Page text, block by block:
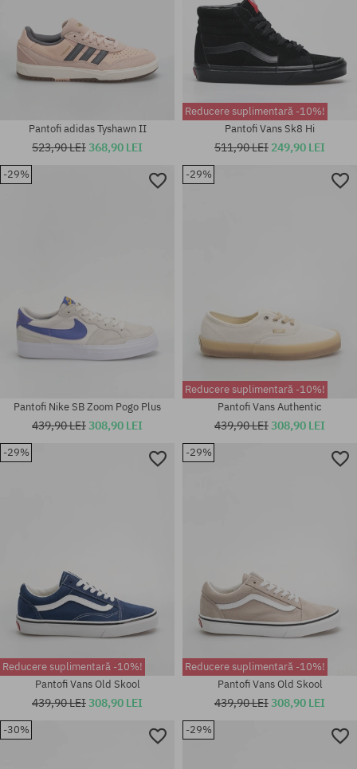
Mărimi existente:
Mărimi existente:
38 2/3; 39 1/3; 40; 40 2/3; 41
Pantofi adidas Tyshawn II
523,90 LEI368,90 LEI
Reducere suplimentară -10%!
Pantofi Vans Sk8 Hi
511,90 LEI 249,90 LEI
-29%
Pantofi Nike SB Zoom Pogo Plus
439,90 LEI308,90 LEI
-29%
Reducere suplimentară -10%!
Pantofi Vans Authentic
439,90 LEI308,90 LEI
-29%
Reducere suplimentară -10%!
Pantofi Vans Old Skool
439,90 LEI308,90 LEI
-29%
Reducere suplimentară -10%!
Pantofi Vans Old Skool
439,90 LEI308,90 LEI
-30% -29%